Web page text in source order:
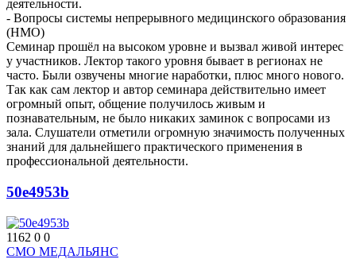
деятельности.
- Вопросы системы непрерывного медицинского образования
(НМО)
Семинар прошёл на высоком уровне и вызвал живой интерес
у участников. Лектор такого уровня бывает в регионах не
часто. Были озвучены многие наработки, плюс много нового.
Так как сам лектор и автор семинара действительно имеет
огромный опыт, общение получилось живым и
познавательным, не было никаких заминок с вопросами из
зала. Слушатели отметили огромную значимость полученных
знаний для дальнейшего практического применения в
профессиональной деятельности.
50e4953b
1162 0 0
СМО МЕДАЛЬЯНС